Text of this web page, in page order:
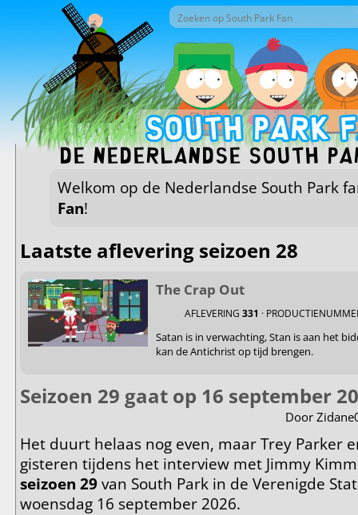
Overslaan en naar de inhoud gaan
Zoekveld
Zoek door deze site
De Nederlandse South
Welkom op de Nederlandse South Park
Fan!
Laatste aflevering seizoen 28
The Crap Out
AFLEVERING 331 ·
Satan is in verwachting, Stan is aan het
kan de Antichrist op tijd brengen.
Seizoen 29 gaat op 16 september
Door
Het duurt helaas nog even, maar Trey Parker
gisteren tijdens het interview met Jimmy
seizoen 29van South Park in de Verenigde
woensdag 16 september 2026.